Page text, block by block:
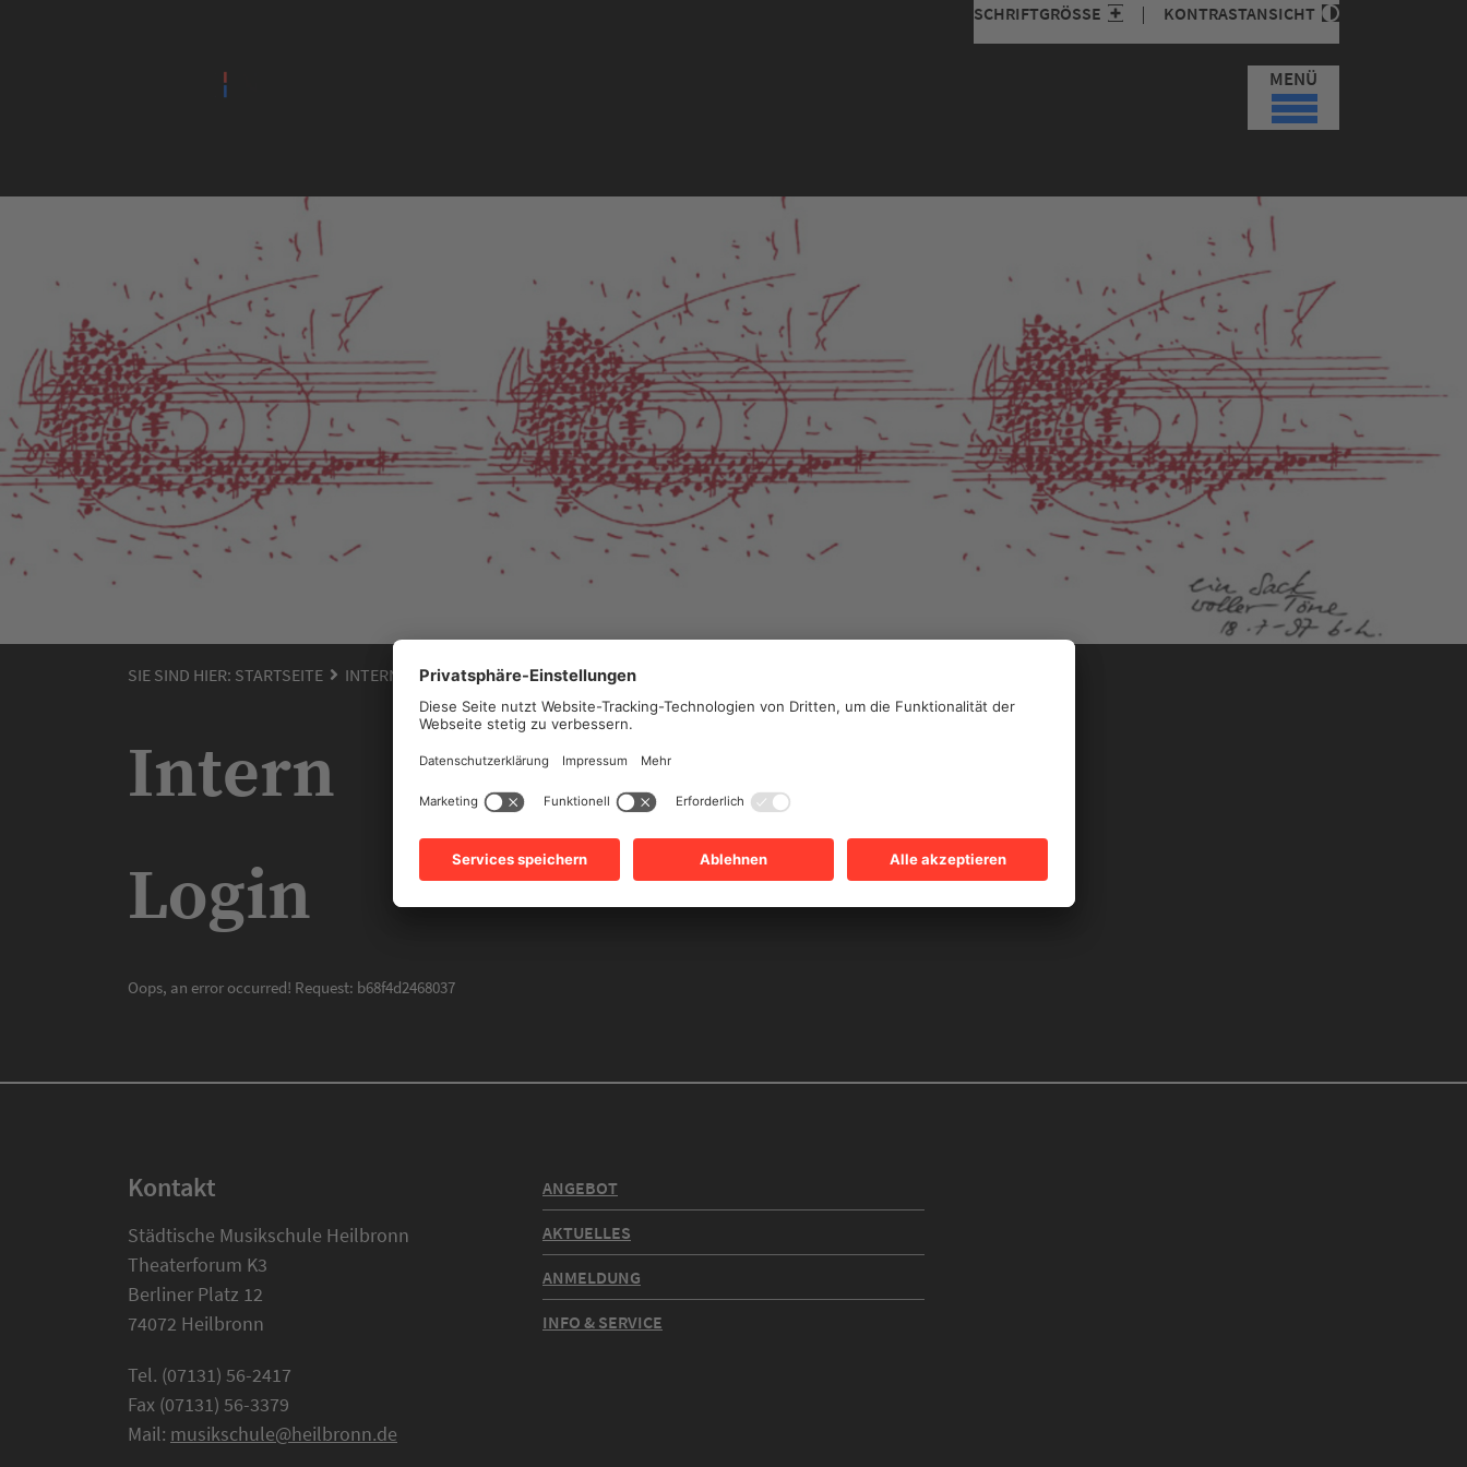
SCHRIFTGRÖSSE KONTRASTANSICHT
MENÜ
SIE SIND HIER: STARTSEITE INTERN
Intern
Login
Oops, an error occurred! Request: b68f4d2468037
Kontakt
Städtische Musikschule Heilbronn
Theaterforum K3
Berliner Platz 12
74072 Heilbronn
Tel. (07131) 56-2417
Fax (07131) 56-3379
Mail: musikschule@heilbronn.de
ANGEBOT
AKTUELLES
ANMELDUNG
INFO & SERVICE